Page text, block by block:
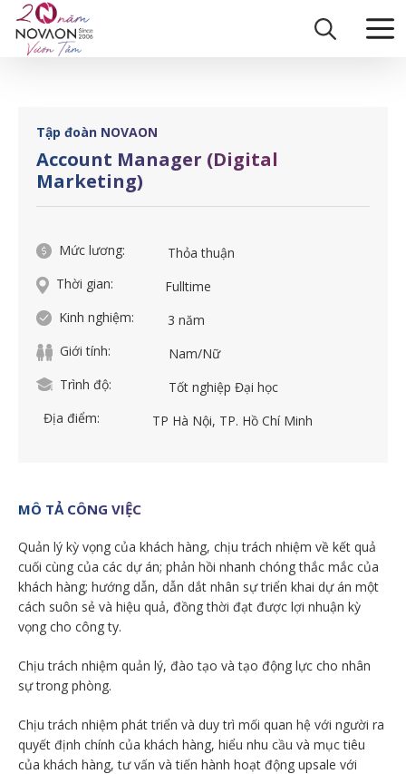
content
Trang chủ |
Tập đoàn NOVAON
Account Manager (Digital
Marketing)
Mức lương:
Thỏa thuận
Thời gian:
Fulltime
Kinh nghiệm:
3 năm
Giới tính:
Nam/Nữ
Trình độ:
Tốt nghiệp Đại học
Địa điểm:
TP Hà Nội, TP. Hồ Chí Minh
MÔ TẢ CÔNG VIỆC
Quản lý kỳ vọng của khách hàng, chịu trách nhiệm về kết quả
cuối cùng của các dự án; phản hồi nhanh chóng thắc mắc của
khách hàng; hướng dẫn, dẫn dắt nhân sự triển khai dự án một
cách suôn sẻ và hiệu quả, đồng thời đạt được lợi nhuận kỳ
vọng cho công ty.
Chịu trách nhiệm quản lý, đào tạo và tạo động lực cho nhân
sự trong phòng.
Chịu trách nhiệm phát triển và duy trì mối quan hệ với người ra
quyết định chính của khách hàng, hiểu nhu cầu và mục tiêu
của khách hàng, tư vấn và tiến hành hoạt động upsale với